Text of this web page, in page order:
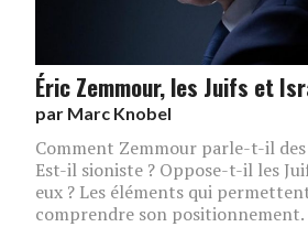
Éric Zemmour, les Juifs et
par Marc Knobel
Comment Zemmour parle-t-il des
Est-il sioniste ? Oppose-t-il les
eux ? Les éléments qui
comprendre son positionnement.